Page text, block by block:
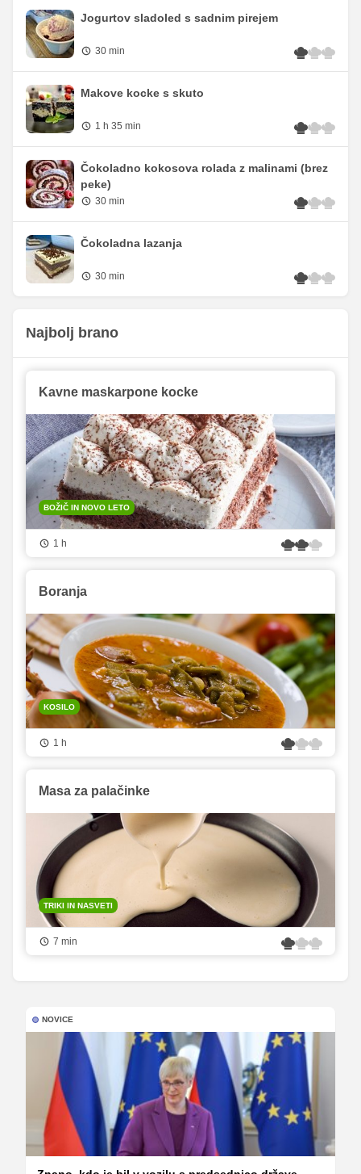
Jogurtov sladoled s sadnim pirejem
30 min
Makove kocke s skuto
1 h 35 min
Čokoladno kokosova rolada z malinami (brez
peke)
30 min
Čokoladna lazanja
30 min
Najbolj brano
Kavne maskarpone kocke
BOŽIČ IN NOVO LETO
1 h
Boranja
KOSILO
1 h
Masa za palačinke
TRIKI IN NASVETI
7 min
NOVICE